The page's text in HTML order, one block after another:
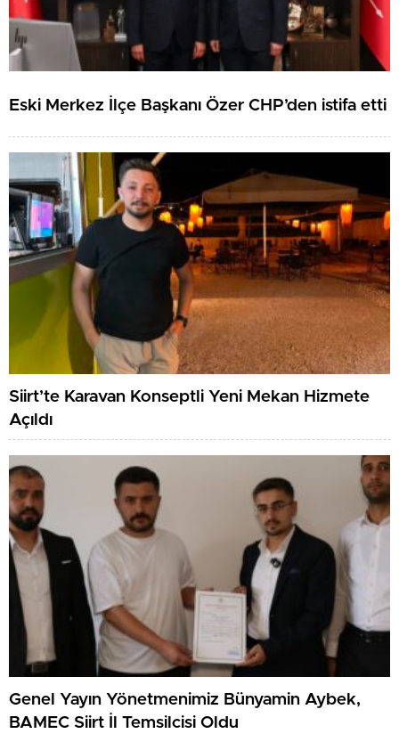
Eski Merkez İlçe Başkanı Özer CHP’den istifa etti
Siirt’te Karavan Konseptli Yeni Mekan Hizmete
Açıldı
Genel Yayın Yönetmenimiz Bünyamin Aybek,
BAMEC Siirt İl Temsilcisi Oldu